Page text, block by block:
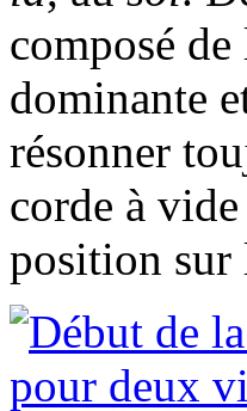
composé
dominante
résonner
corde à
position sur